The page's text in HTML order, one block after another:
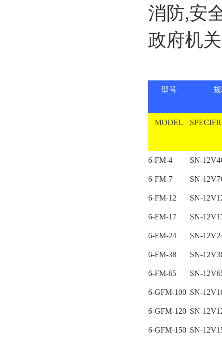
消防,安
政府机关
型号
MODEL
6-FM-4 SN-
6-FM-7 SN-
6-FM-12 SN-
6-FM-17 SN-
6-FM-24 SN-
6-FM-38 SN-
6-FM-65 SN-
6-GFM-100 SN-
6-GFM-120 SN-
6-GFM-150 SN-